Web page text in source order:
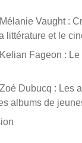
Vaught :
littérature et le
Fageon :
Dubucq : Les
albums de